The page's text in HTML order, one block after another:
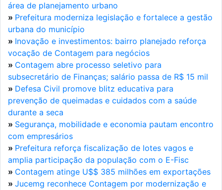
área de planejamento urbano
» Prefeitura moderniza legislação e fortalece a gestão
urbana do município
» Inovação e investimentos: bairro planejado reforça
vocação de Contagem para negócios
» Contagem abre processo seletivo para
subsecretário de Finanças; salário passa de R$ 15 mil
» Defesa Civil promove blitz educativa para
prevenção de queimadas e cuidados com a saúde
durante a seca
» Segurança, mobilidade e economia pautam encontro
com empresários
» Prefeitura reforça fiscalização de lotes vagos e
amplia participação da população com o E-Fisc
» Contagem atinge U$$ 385 milhões em exportações
» Jucemg reconhece Contagem por modernização e